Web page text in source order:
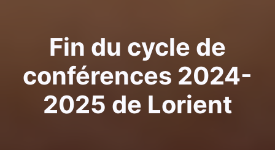
Fin du cycle de
conférences 2024-
2025 de Lorient